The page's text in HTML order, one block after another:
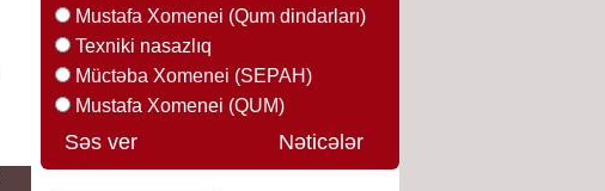
Mustafa Xomenei (Qum dindarları)
Texniki nasazlıq
Müctəba Xomenei (SEPAH)
Mustafa Xomenei (QUM)
Səs ver Nəticələr